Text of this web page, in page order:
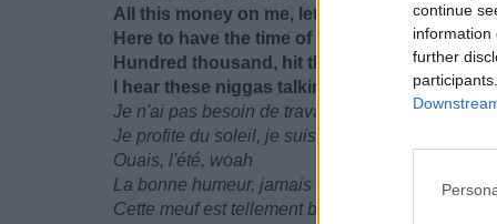
continue
information
further
All this money on me, let it fall, it's mine (Mine)
Here to have the time of my life, but it takes
Hundred thousand, hit the bank, yeah, I'ma
I hear these niggas talking, pull up we can
Je n'ai pas besoin de travailler, j'ai un million à
Je profite du soleil, je suis au premier rang, ouais
Ouais, l'été, woah
La bonne humeur, jamais fatigué, je vais garder
Cette meuf est tellement belle, je veux faire d'elle